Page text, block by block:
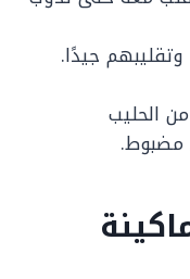
جيدًا.
الحليب
مضبوط.